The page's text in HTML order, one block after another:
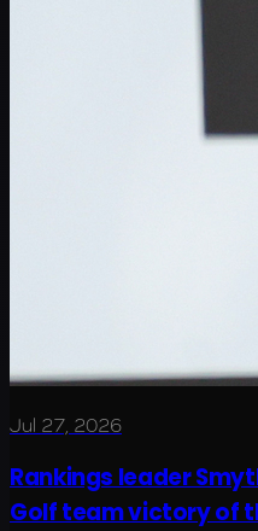
Jul 27, 2026
Rankings leader
Golf team victory of